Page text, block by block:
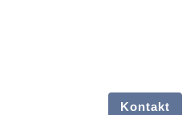
Kontakt